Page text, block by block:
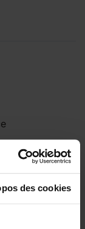
des cookies